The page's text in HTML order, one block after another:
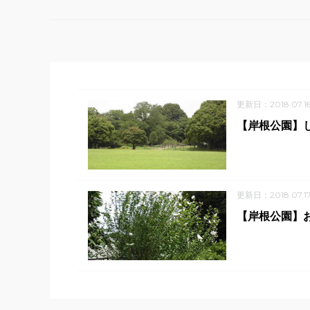
更新日：
【岸根公園】
更新日：2018.07.17
【岸根公園】